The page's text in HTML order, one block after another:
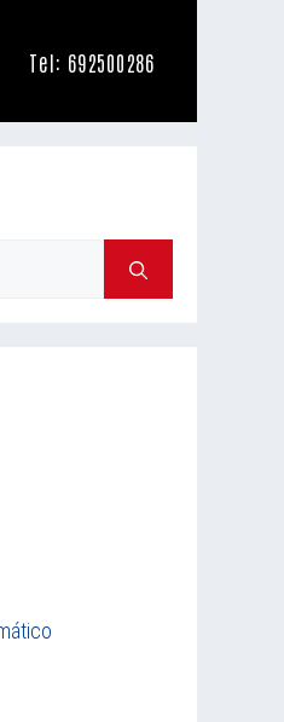
Tel: 692500286